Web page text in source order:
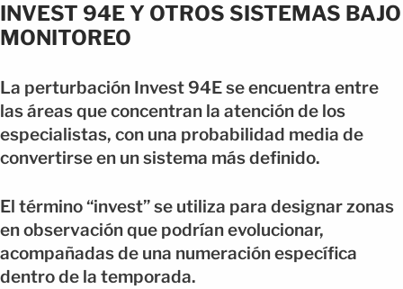
INVEST 94E Y OTROS SISTEMAS BAJO
MONITOREO
La perturbación Invest 94E se encuentra entre
las áreas que concentran la atención de los
especialistas, con una probabilidad media de
convertirse en un sistema más definido.
El término “invest” se utiliza para designar zonas
en observación que podrían evolucionar,
acompañadas de una numeración específica
dentro de la temporada.